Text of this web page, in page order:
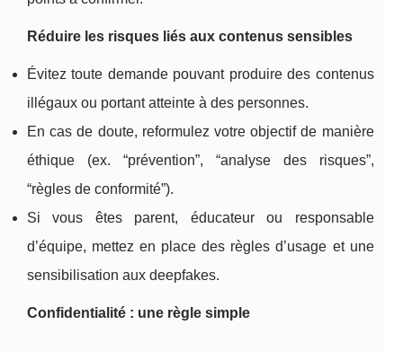
Réduire les risques liés aux contenus sensibles
Évitez toute demande pouvant produire des contenus
illégaux ou portant atteinte à des personnes.
En cas de doute, reformulez votre objectif de manière
éthique (ex. “prévention”, “analyse des risques”,
“règles de conformité”).
Si vous êtes parent, éducateur ou responsable
d’équipe, mettez en place des règles d’usage et une
sensibilisation aux deepfakes.
Confidentialité : une règle simple